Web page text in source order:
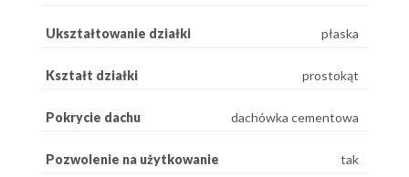
Ukształtowanie działki płaska
Kształt działki prostokąt
Pokrycie dachu dachówka cementowa
Pozwolenie na użytkowanie tak